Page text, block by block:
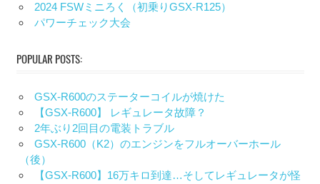
2024 FSWミニろく（初乗りGSX-R125）
パワーチェック大会
POPULAR POSTS:
GSX-R600のステーターコイルが焼けた
【GSX-R600】 レギュレータ故障？
2年ぶり2回目の電装トラブル
GSX-R600（K2）のエンジンをフルオーバーホール
（後）
【GSX-R600】16万キロ到達…そしてレギュレータが怪